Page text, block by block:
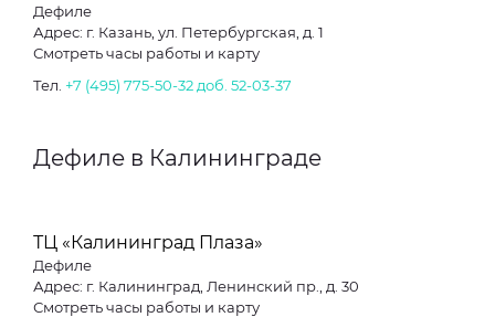
Дефиле
Адрес: г. Казань, ул. Петербургская, д. 1
Смотреть часы работы и карту
Тел. +7 (495) 775-50-32 доб. 52-03-37
Дефиле в Калининграде
ТЦ «Калининград Плаза»
Дефиле
Адрес: г. Калининград, Ленинский пр., д. 30
Смотреть часы работы и карту